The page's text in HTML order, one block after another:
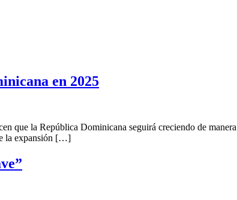
en 2025
que la República Dominicana seguirá creciendo de
la expansión […]